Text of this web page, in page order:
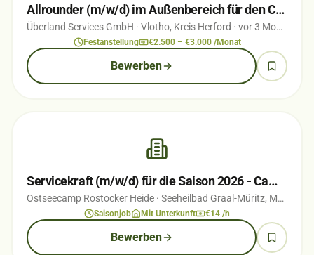
Allrounder (m/w/d) im Außenbereich für den Campingplatz ÜBERLAND Vlotho
Überland Services GmbH · Vlotho, Kreis Herford · vor 3 Monaten
Festanstellung €2.500 – €3.000 /Monat
Bewerben
Servicekraft (m/w/d) für die Saison 2026 - Campingplatz direkt an der Ostsee
Ostseecamp Rostocker Heide · Seeheilbad Graal-Müritz, Mecklenburg-Vorpommern
Saisonjob Mit Unterkunft €14 /h
Bewerben